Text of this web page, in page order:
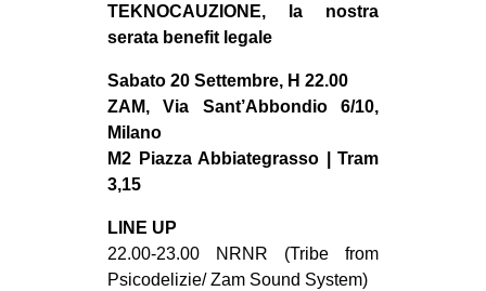
MILANO
SPAZI
ANTIFASCISMO
TEKNOCAUZIONE, la nostra
serata benefit legale
Sabato 20 Settembre, H 22.00
ZAM, Via Sant’Abbondio 6/10,
Milano
M2 Piazza Abbiategrasso | Tram
3,15
LINE UP
22.00-23.00 NRNR (Tribe from
Psicodelizie/ Zam Sound System)